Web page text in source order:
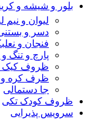
بلور و شیشه و
لیوان و نیم
دسر و
فنجان و
پارچ و تنگ
ظروف کیک
ظرف کره
جا دستمالی
ظروف کودک تکی
سرویس پذیرایی